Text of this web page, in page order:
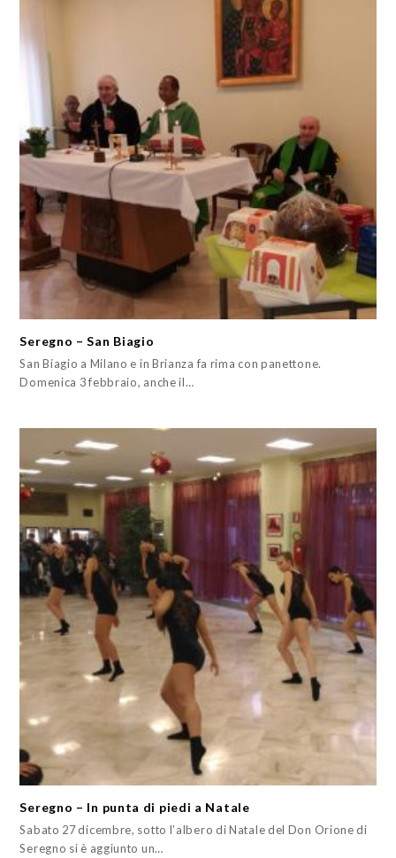
Seregno – San Biagio
San Biagio a Milano e in Brianza fa rima con panettone.
Domenica 3 febbraio, anche il…
Seregno – In punta di piedi a Natale
Sabato 27 dicembre, sotto l’albero di Natale del Don Orione di
Seregno si è aggiunto un…